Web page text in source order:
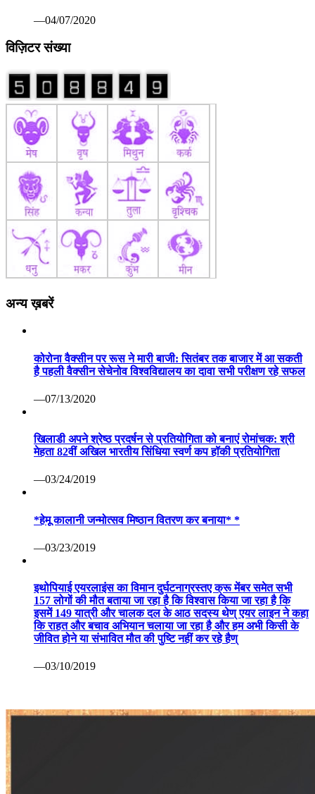
—04/07/2020
विज़िटर संख्या
अन्य ख़बरें
कोरोना वैक्सीन पर रूस ने मारी बाजी: सितंबर तक बाजार में आ सकती
है पहली वैक्सीन सेचेनोव विश्वविद्यालय का दावा सभी परीक्षण रहे सफल
—07/13/2020
खिलाडी अपने श्रेष्ठ प्रदर्षन से प्रतियोगिता को बनाएं रोमांचक: श्री
मेहता 82वीं अखिल भारतीय सिंधिया स्वर्ण कप हॉकी प्रतियोगिता
—03/24/2019
*हेमू कालानी जन्मोत्सव मिष्ठान वितरण कर बनाया* *
—03/23/2019
इथोपियाई एयरलाइंस का विमान दुर्घटनाग्रस्तए क्रू मेंबर समेत सभी
157 लोगों की मौत बताया जा रहा है कि विश्वास किया जा रहा है कि
इसमें 149 यात्री और चालक दल के आठ सदस्य थेण् एयर लाइन ने कहा
कि राहत और बचाव अभियान चलाया जा रहा है और हम अभी किसी के
जीवित होने या संभावित मौत की पुष्टि नहीं कर रहे हैण्
—03/10/2019